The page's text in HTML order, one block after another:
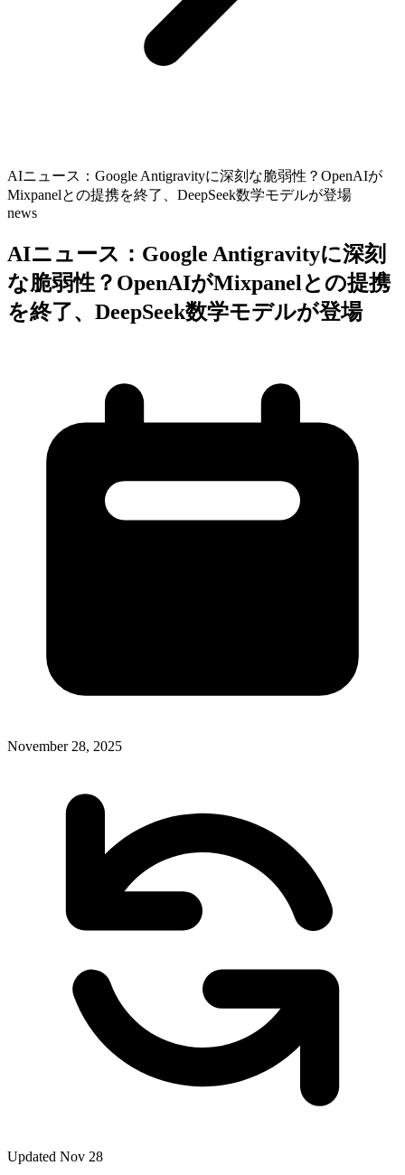
AIニュース：Google Antigravityに深刻な脆弱性？OpenAIが
Mixpanelとの提携を終了、DeepSeek数学モデルが登場
news
AIニュース：Google Antigravityに深刻
な脆弱性？OpenAIがMixpanelとの提携
を終了、DeepSeek数学モデルが登場
November 28, 2025
Updated Nov 28